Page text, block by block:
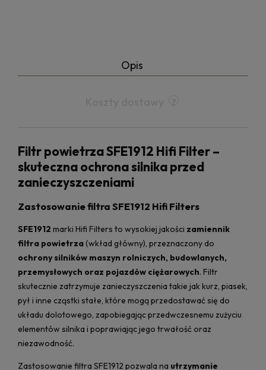
Opis
Filtr powietrza SFE1912 Hifi Filter –
skuteczna ochrona silnika przed
zanieczyszczeniami
Zastosowanie filtra SFE1912 Hifi Filters
SFE1912 marki Hifi Filters to wysokiej jakości zamiennik
filtra powietrza(wkład główny), przeznaczony do
ochrony silników maszyn rolniczych, budowlanych,
przemysłowych oraz pojazdów ciężarowych. Filtr
skutecznie zatrzymuje zanieczyszczenia takie jak kurz, piasek,
pył i inne cząstki stałe, które mogą przedostawać się do
układu dolotowego, zapobiegając przedwczesnemu zużyciu
elementów silnika i poprawiając jego trwałość oraz
niezawodność.
Zastosowanie filtra SFE1912 pozwala na utrzymanie